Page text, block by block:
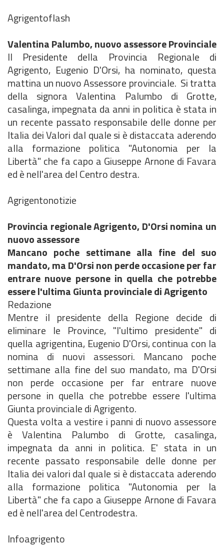
Agrigentoflash
Valentina Palumbo, nuovo assessore Provinciale
Il Presidente della Provincia Regionale di
Agrigento, Eugenio D'Orsi, ha nominato, questa
mattina un nuovo Assessore provinciale. Si tratta
della signora Valentina Palumbo di Grotte,
casalinga, impegnata da anni in politica è stata in
un recente passato responsabile delle donne per
Italia dei Valori dal quale si è distaccata aderendo
alla formazione politica "Autonomia per la
Libertà" che fa capo a Giuseppe Arnone di Favara
ed è nell'area del Centro destra.
Agrigentonotizie
Provincia regionale Agrigento, D'Orsi nomina un
nuovo assessore
Mancano poche settimane alla fine del suo
mandato, ma D'Orsi non perde occasione per far
entrare nuove persone in quella che potrebbe
essere l'ultima Giunta provinciale di Agrigento
Redazione
Mentre il presidente della Regione decide di
eliminare le Province, "l'ultimo presidente" di
quella agrigentina, Eugenio D'Orsi, continua con la
nomina di nuovi assessori. Mancano poche
settimane alla fine del suo mandato, ma D'Orsi
non perde occasione per far entrare nuove
persone in quella che potrebbe essere l'ultima
Giunta provinciale di Agrigento.
Questa volta a vestire i panni di nuovo assessore
è Valentina Palumbo di Grotte, casalinga,
impegnata da anni in politica. E' stata in un
recente passato responsabile delle donne per
Italia dei valori dal quale si è distaccata aderendo
alla formazione politica "Autonomia per la
Libertà" che fa capo a Giuseppe Arnone di Favara
ed è nell'area del Centrodestra.
Infoagrigento